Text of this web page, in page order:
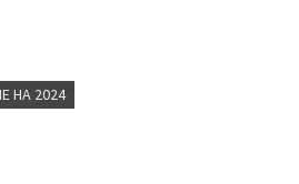
НА 2024